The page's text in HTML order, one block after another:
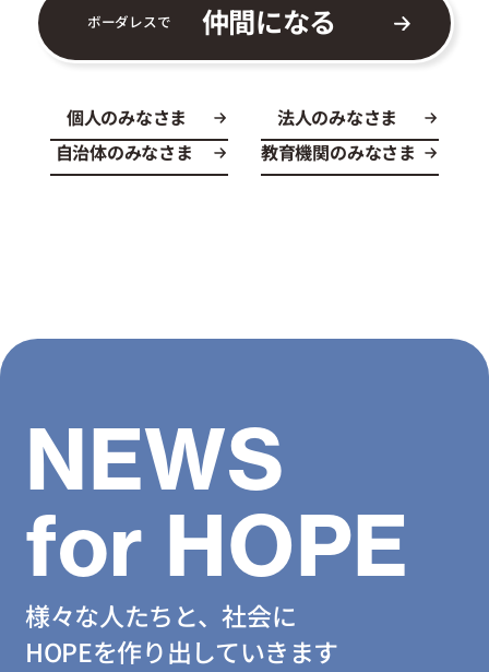
ボーダレスで 仲間になる
個人のみなさま
法人のみなさま
自治体のみなさま
教育機関のみなさま
NEWS
for HOPE
様々な人たちと、社会に
HOPEを作り出していきます